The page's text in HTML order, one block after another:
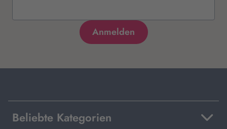
Beliebte Kategorien